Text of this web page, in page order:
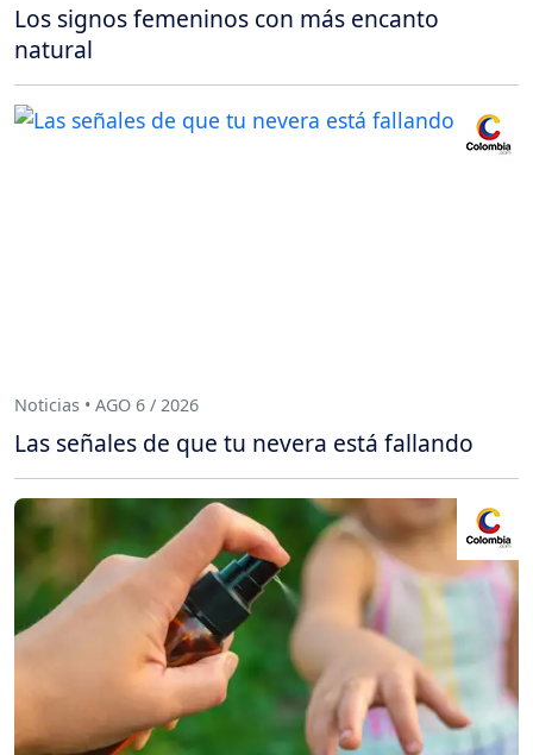
Los signos femeninos con más encanto
natural
Noticias • AGO 6 / 2026
Las señales de que tu nevera está fallando